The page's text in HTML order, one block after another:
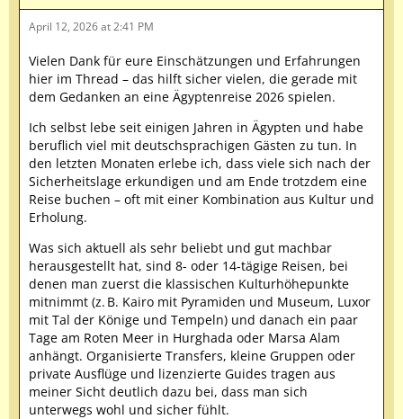
April 12, 2026 at 2:41 PM
Vielen Dank für eure Einschätzungen und Erfahrungen
hier im Thread – das hilft sicher vielen, die gerade mit
dem Gedanken an eine Ägyptenreise 2026 spielen.
Ich selbst lebe seit einigen Jahren in Ägypten und habe
beruflich viel mit deutschsprachigen Gästen zu tun. In
den letzten Monaten erlebe ich, dass viele sich nach der
Sicherheitslage erkundigen und am Ende trotzdem eine
Reise buchen – oft mit einer Kombination aus Kultur und
Erholung.
Was sich aktuell als sehr beliebt und gut machbar
herausgestellt hat, sind 8- oder 14-tägige Reisen, bei
denen man zuerst die klassischen Kulturhöhepunkte
mitnimmt (z. B. Kairo mit Pyramiden und Museum, Luxor
mit Tal der Könige und Tempeln) und danach ein paar
Tage am Roten Meer in Hurghada oder Marsa Alam
anhängt. Organisierte Transfers, kleine Gruppen oder
private Ausflüge und lizenzierte Guides tragen aus
meiner Sicht deutlich dazu bei, dass man sich
unterwegs wohl und sicher fühlt.